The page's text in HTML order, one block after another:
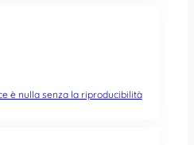
è nulla senza la riproducibilità